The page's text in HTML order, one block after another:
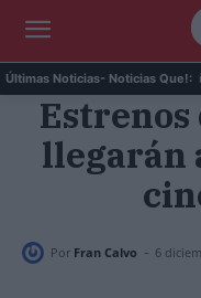
Últimas Noticias- Noticias Que!:
Eclipse solar en Cariñena
llegarán
Por Fran Calvo - 6